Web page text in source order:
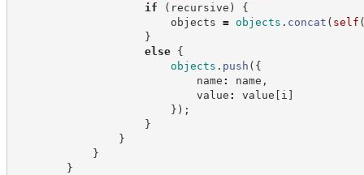
if
( recursive )
{
objects = objects . concat ( self
}
else {
objects . push ( {
name : name ,
value : value [ i ]
} ) ;
}
}
}
}